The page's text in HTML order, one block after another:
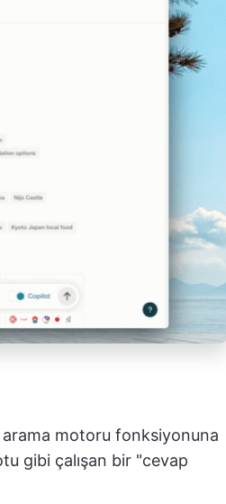
motoru fonksiyonuna
gibi çalışan bir "cevap